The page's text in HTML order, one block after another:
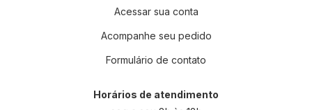
Acessar sua conta
Acompanhe seu pedido
Formulário de contato
Horários de atendimento